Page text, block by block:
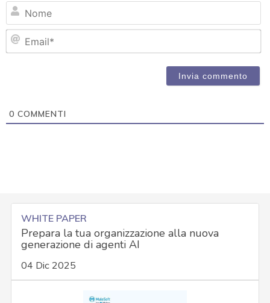
0 COMMENTI
WHITE PAPER
Prepara la tua organizzazione alla nuova
generazione di agenti AI
04 Dic 2025